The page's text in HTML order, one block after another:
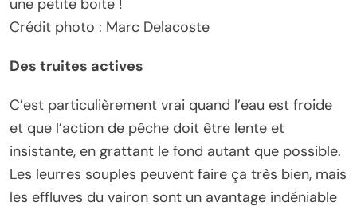
une petite boite !
Crédit photo : Marc Delacoste
Des truites actives
C’est particulièrement vrai quand l’eau est froide
et que l’action de pêche doit être lente et
insistante, en grattant le fond autant que possible.
Les leurres souples peuvent faire ça très bien, mais
les effluves du vairon sont un avantage indéniable